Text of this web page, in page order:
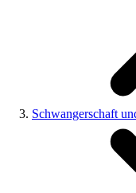
Schwangerschaft